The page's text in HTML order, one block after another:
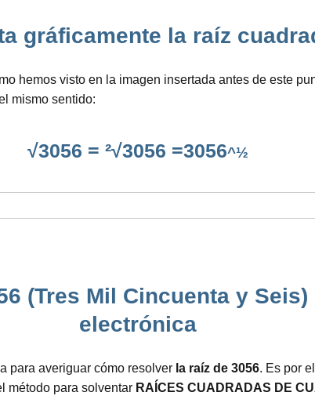
gráficamente la raíz
hemos visto en la imagen insertada antes de este
mismo sentido:
√3056 = ²√3056 =3056^½
(Tres Mil Cincuenta y
electrónica
para averiguar cómo resolver la raíz de 3056. Es por
método para solventar RAÍCES CUADRADAS DE